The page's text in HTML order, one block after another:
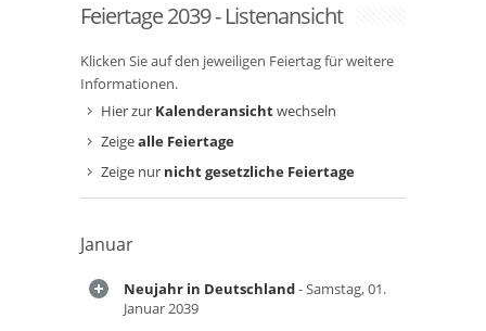
Feiertage 2039 - Listenansicht
Klicken Sie auf den jeweiligen Feiertag für weitere
Informationen.
Hier zur Kalenderansichtwechseln
Zeigealle Feiertage
Zeige nur nicht gesetzliche Feiertage
Januar
Neujahr in Deutschland- Samstag, 01.
Januar 2039